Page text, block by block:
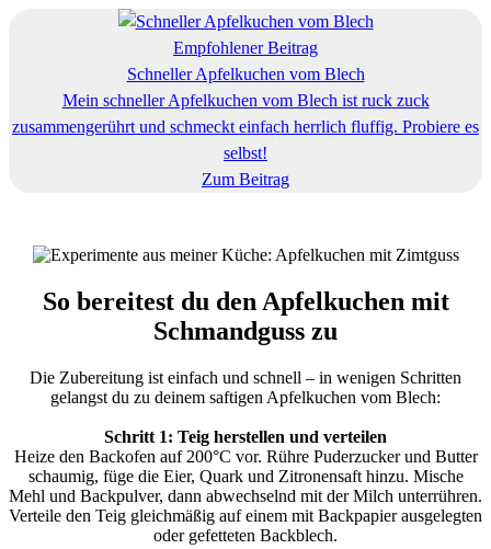
Empfohlener Beitrag
Schneller Apfelkuchen vom Blech
Mein schneller Apfelkuchen vom Blech ist ruck zuck
zusammengerührt und schmeckt einfach herrlich fluffig. Probiere es
selbst!
Zum Beitrag
So bereitest du den Apfelkuchen mit
Schmandguss zu
Die Zubereitung ist einfach und schnell – in wenigen Schritten
gelangst du zu deinem saftigen Apfelkuchen vom Blech:
Schritt 1: Teig herstellen und verteilen
Heize den Backofen auf 200°C vor. Rühre Puderzucker und Butter
schaumig, füge die Eier, Quark und Zitronensaft hinzu. Mische
Mehl und Backpulver, dann abwechselnd mit der Milch unterrühren.
Verteile den Teig gleichmäßig auf einem mit Backpapier ausgelegten
oder gefetteten Backblech.